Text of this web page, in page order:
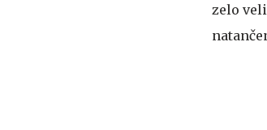
zelo